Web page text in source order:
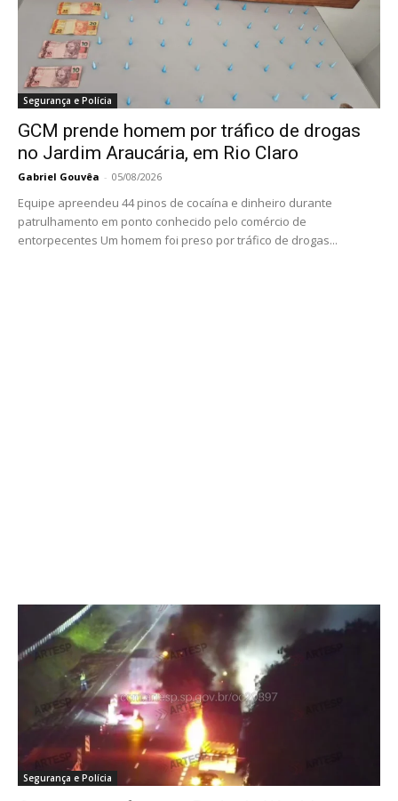
Segurança e Polícia
GCM prende homem por tráfico de drogas
no Jardim Araucária, em Rio Claro
Gabriel Gouvêa - 05/08/2026
Equipe apreendeu 44 pinos de cocaína e dinheiro durante
patrulhamento em ponto conhecido pelo comércio de
entorpecentes Um homem foi preso por tráfico de drogas...
Segurança e Polícia